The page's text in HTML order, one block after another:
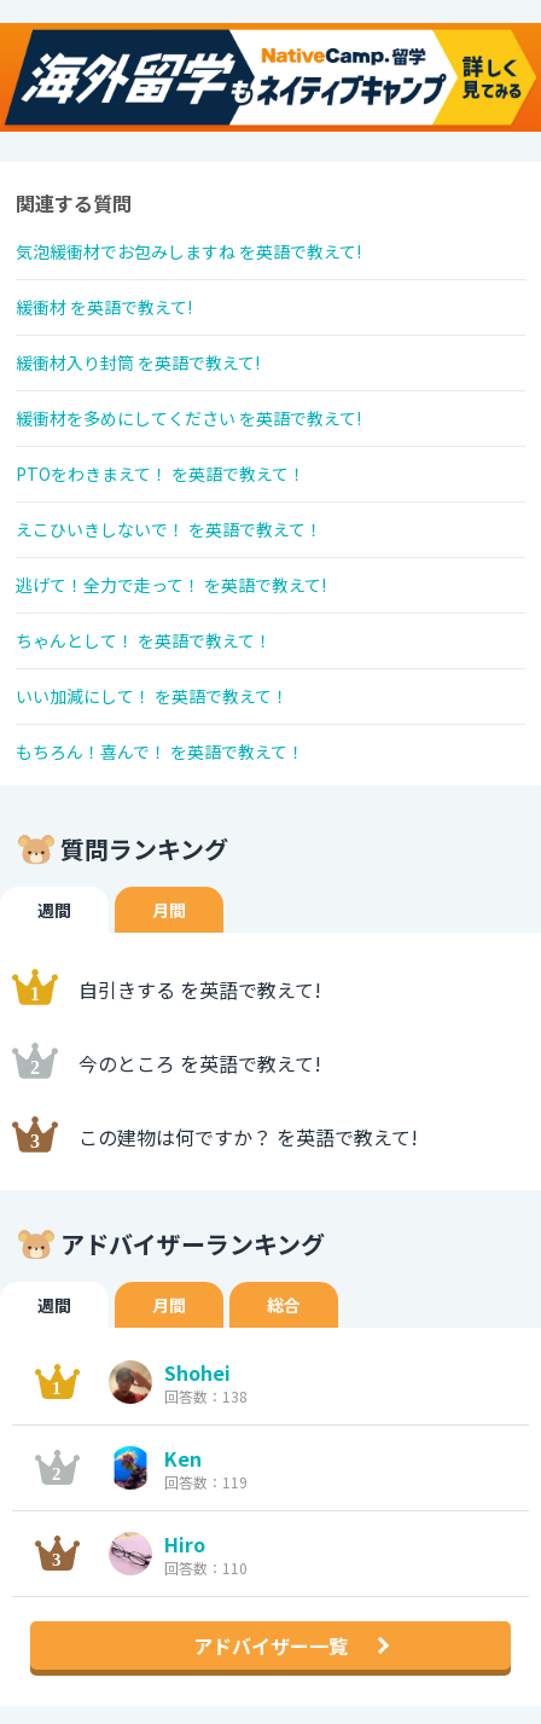
関連する質問
気泡緩衝材でお包みしますね を英語で教えて!
緩衝材 を英語で教えて!
緩衝材入り封筒 を英語で教えて!
緩衝材を多めにしてください を英語で教えて!
PTOをわきまえて！ を英語で教えて！
えこひいきしないで！ を英語で教えて！
逃げて！全力で走って！ を英語で教えて!
ちゃんとして！ を英語で教えて！
いい加減にして！ を英語で教えて！
もちろん！喜んで！ を英語で教えて！
質問ランキング
週間 月間
自引きする を英語で教えて!
今のところ を英語で教えて!
この建物は何ですか？ を英語で教えて!
アドバイザーランキング
週間 月間 総合
Shohei
回答数：138
Ken
回答数：119
Hiro
回答数：110
アドバイザー一覧